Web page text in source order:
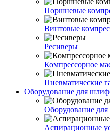
Поршневые
Винтовые
Ресиверы
Компрессорное
Пневматические
Оборудование для
Оборудование
Аспирационные